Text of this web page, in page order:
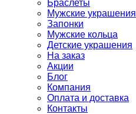
Браслеты
Мужские украшения
Запонки
Мужские кольца
Детские украшения
На заказ
Акции
Блог
Компания
Оплата и доставка
Контакты